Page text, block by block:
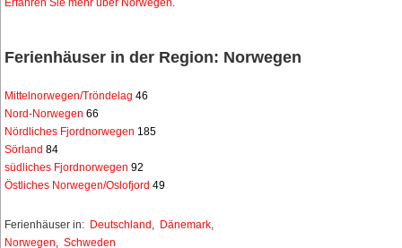
Erfahren Sie mehr über Norwegen.
Ferienhäuser in der Region: Norwegen
Mittelnorwegen/Tröndelag 46
Nord-Norwegen 66
Nördliches Fjordnorwegen 185
Sörland 84
südliches Fjordnorwegen 92
Östliches Norwegen/Oslofjord 49
Ferienhäuser in: Deutschland , Dänemark,
Norwegen, Schweden